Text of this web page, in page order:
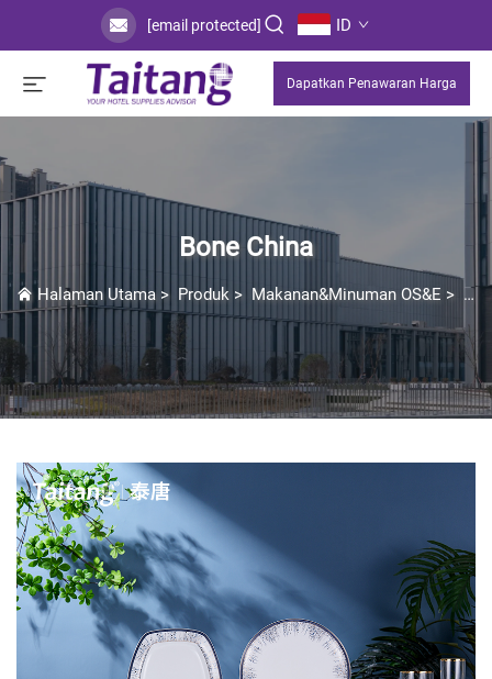
[email protected] ID
Dapatkan Penawaran Harga
Bone China
Halaman Utama > Produk > Makanan&Minuman OS&E >